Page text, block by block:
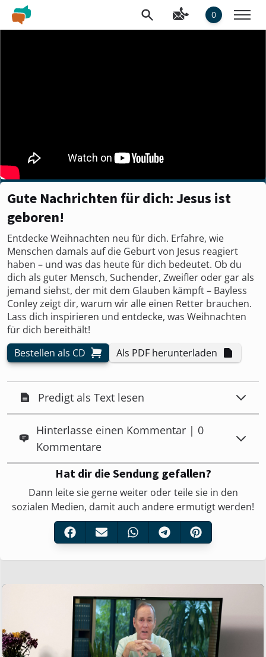
0
Gute Nachrichten für dich: Jesus ist
geboren!
Entdecke Weihnachten neu für dich. Erfahre, wie
Menschen damals auf die Geburt von Jesus reagiert
haben – und was das heute für dich bedeutet. Ob du
dich als guter Mensch, Suchender, Zweifler oder gar als
jemand siehst, der mit dem Glauben kämpft – Bayless
Conley zeigt dir, warum wir alle einen Retter brauchen.
Lass dich inspirieren und entdecke, was Weihnachten
für dich bereithält!
Bestellen als CD
Als PDF herunterladen
Predigt als Text lesen
Hinterlasse einen Kommentar | 0
Kommentare
Hat dir die Sendung gefallen?
Dann leite sie gerne weiter oder teile sie in den
sozialen Medien, damit auch andere ermutigt werden!